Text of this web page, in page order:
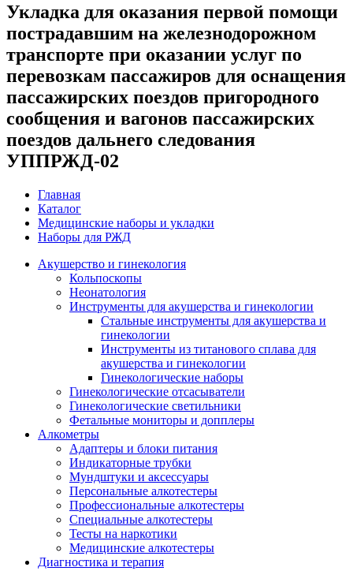
Укладка для оказания первой помощи
пострадавшим на железнодорожном
транспорте при оказании услуг по
перевозкам пассажиров для оснащения
пассажирских поездов пригородного
сообщения и вагонов пассажирских
поездов дальнего следования
УППРЖД-02
Главная
Каталог
Медицинские наборы и укладки
Наборы для РЖД
Акушерство и гинекология
Кольпоскопы
Неонатология
Инструменты для акушерства и гинекологии
Стальные инструменты для акушерства и
гинекологии
Инструменты из титанового сплава для
акушерства и гинекологии
Гинекологические наборы
Гинекологические отсасыватели
Гинекологические светильники
Фетальные мониторы и допплеры
Алкометры
Адаптеры и блоки питания
Индикаторные трубки
Мундштуки и аксессуары
Персональные алкотестеры
Профессиональные алкотестеры
Специальные алкотестеры
Тесты на наркотики
Медицинские алкотестеры
Диагностика и терапия